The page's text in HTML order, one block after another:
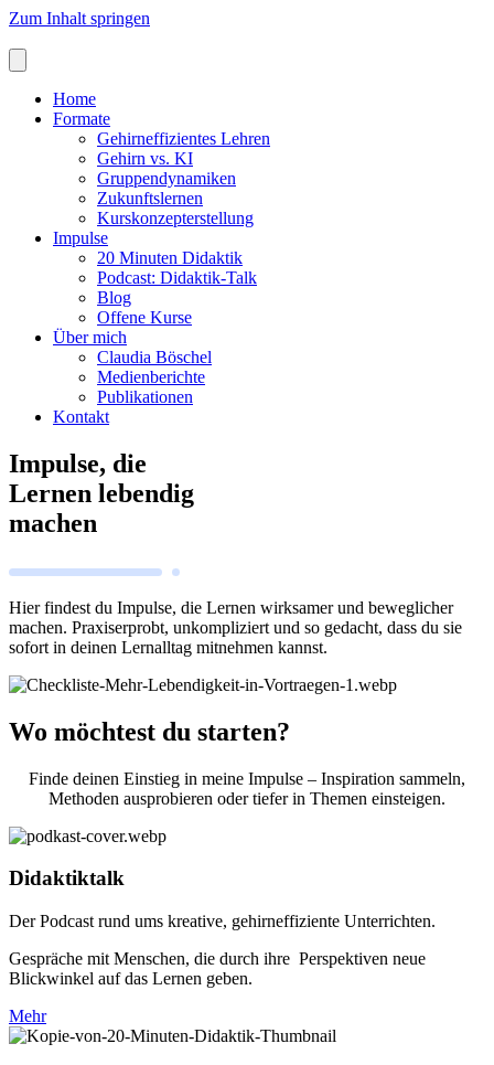
Zum Inhalt springen
Home
Formate
Gehirneffizientes Lehren
Gehirn vs. KI
Gruppendynamiken
Zukunftslernen
Kurskonzepterstellung
Impulse
20 Minuten Didaktik
Podcast: Didaktik-Talk
Blog
Offene Kurse
Über mich
Claudia Böschel
Medienberichte
Publikationen
Kontakt
Impulse, die
Lernen lebendig
machen
Hier findest du Impulse, die Lernen wirksamer und beweglicher
machen. Praxiserprobt, unkompliziert und so gedacht, dass du sie
sofort in deinen Lernalltag mitnehmen kannst.
Wo möchtest du starten?
Finde deinen Einstieg in meine Impulse – Inspiration sammeln,
Methoden ausprobieren oder tiefer in Themen einsteigen.
Didaktiktalk
Der Podcast rund ums kreative, gehirneffiziente Unterrichten.
Gespräche mit Menschen, die durch ihre Perspektiven neue
Blickwinkel auf das Lernen geben.
Mehr